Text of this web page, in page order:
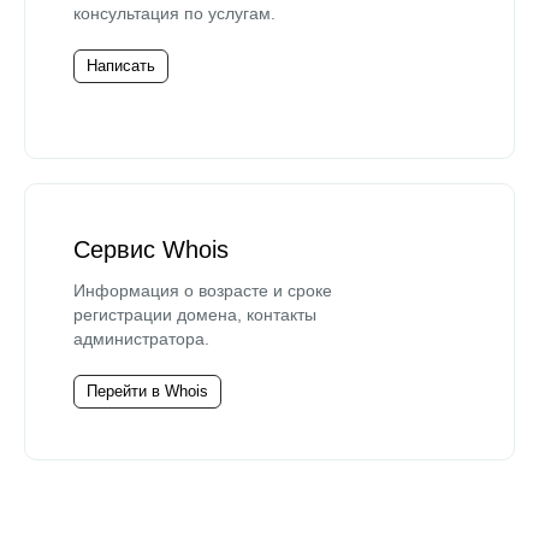
консультация по услугам.
Написать
Сервис Whois
Информация о возрасте и сроке
регистрации домена, контакты
администратора.
Перейти в Whois